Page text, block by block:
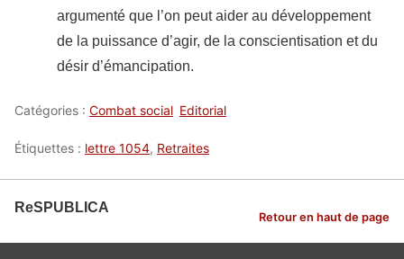
argumenté que l’on peut aider au développement
de la puissance d’agir, de la conscientisation et du
désir d’émancipation.
Catégories : Combat social Editorial
Étiquettes : lettre 1054, Retraites
ReSPUBLICA
Retour en haut de page